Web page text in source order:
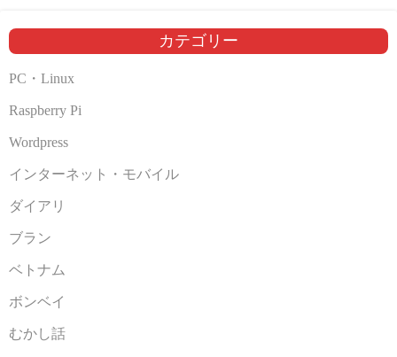
ブ
カテゴリー
PC・Linux
Raspberry Pi
Wordpress
インターネット・モバイル
ダイアリ
ブラン
ベトナム
ボンベイ
むかし話